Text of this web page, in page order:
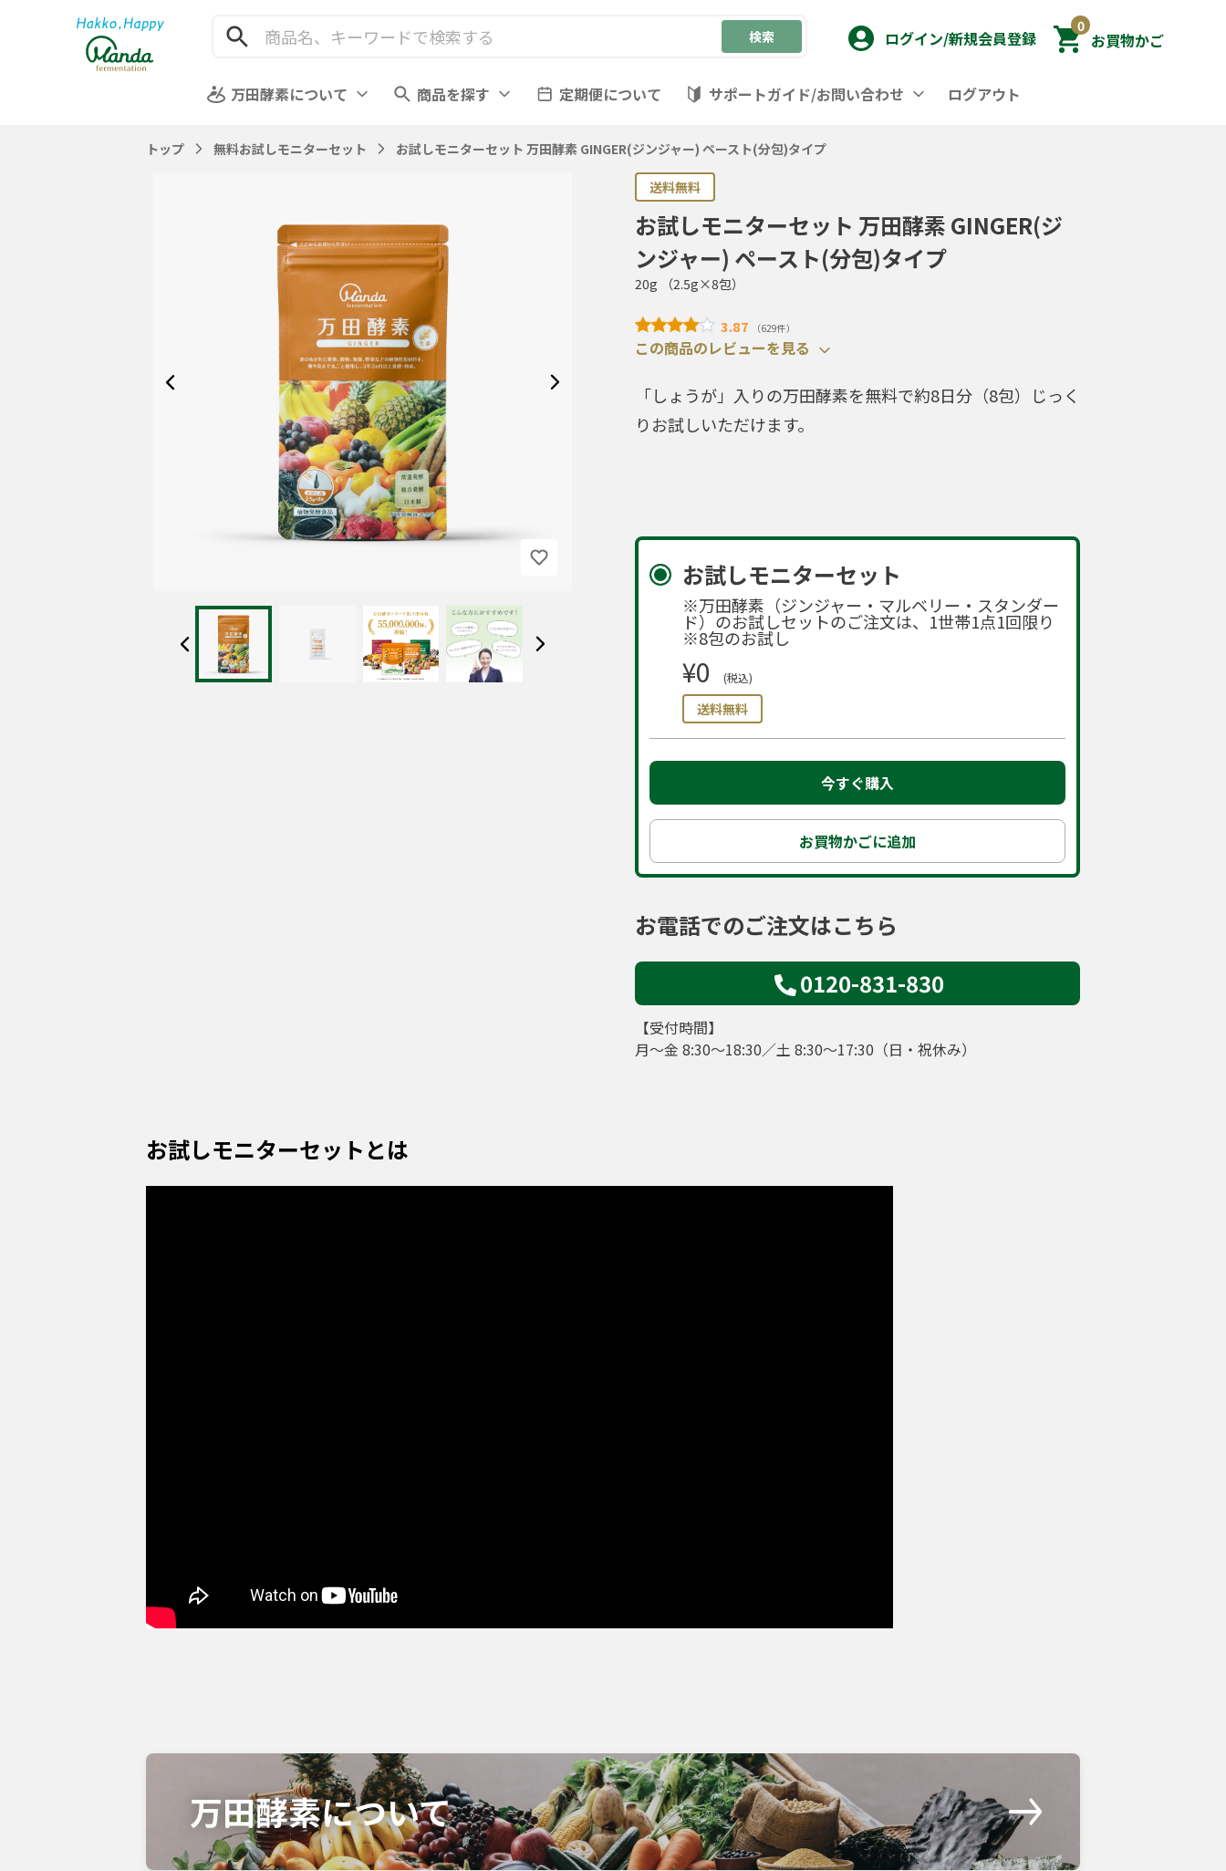
ログイン/新規会員登録 お買物かご
0
万田酵素について 商品を探す 定期便について サポートガイド/お問い合わせ ログアウト
トップ 無料お試しモニターセット お試しモニターセット 万田酵素 GINGER(ジンジャー) ペースト(分包)タイプ
送料無料
お試しモニターセット 万田酵素 GINGER(ジ
ンジャー) ペースト(分包)タイプ
20g （2.5g×8包）
3.87 （629件）
この商品のレビューを見る
「しょうが」入りの万田酵素を無料で約8日分（8包）じっく
りお試しいただけます。
お試しモニターセット
※万田酵素（ジンジャー・マルベリー・スタンダー
ド）のお試しセットのご注文は、1世帯1点1回限り
※8包のお試し
¥0 (税込)
送料無料
今すぐ購入
お買物かごに追加
お電話でのご注文はこちら
0120-831-830
【受付時間】
月～金 8:30～18:30／土 8:30～17:30（日・祝休み）
お試しモニターセットとは